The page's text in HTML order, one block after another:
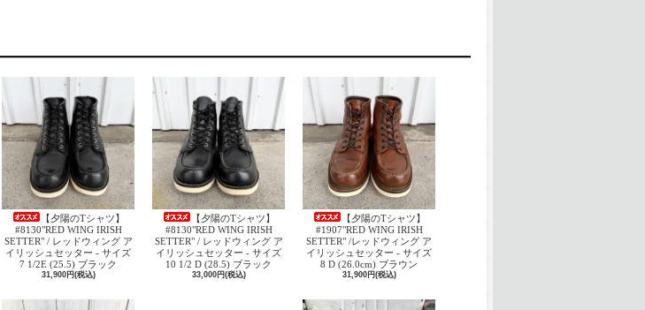
【夕陽のTシャツ】
#8130"RED WING IRISH
SETTER" / レッドウィング ア
イリッシュセッター - サイズ
7 1/2E (25.5) ブラック
31,900円(税込)
【夕陽のTシャツ】
#8130"RED WING IRISH
SETTER" / レッドウィング ア
イリッシュセッター - サイズ
10 1/2 D (28.5) ブラック
33,000円(税込)
【夕陽のTシャツ】
#1907"RED WING IRISH
SETTER" /レッドウィング ア
イリッシュセッター - サイズ
8 D (26.0cm) ブラウン
31,900円(税込)